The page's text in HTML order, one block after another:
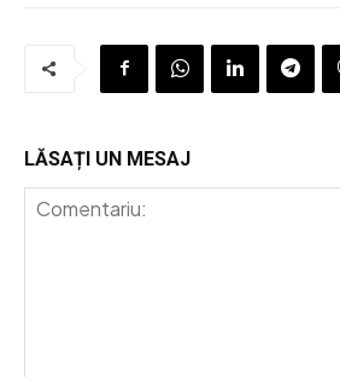
LĂSAȚI UN MESAJ